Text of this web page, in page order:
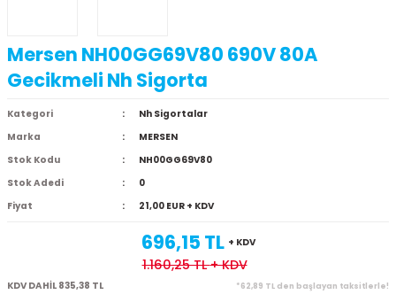
Mersen NH00GG69V80 690V 80A
Gecikmeli Nh Sigorta
Kategori
Nh Sigortalar
Marka
MERSEN
Stok Kodu
NH00GG69V80
Stok Adedi
0
Fiyat
21,00 EUR + KDV
696,15 TL + KDV
1.160,25 TL+ KDV
KDV DAHİL 835,38 TL *62,89 TL den başlayan taksitlerle!